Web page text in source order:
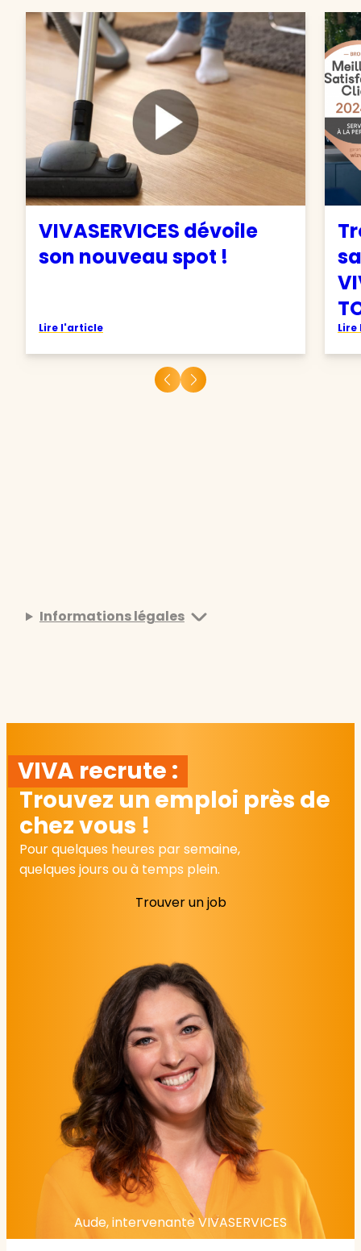
VIVASERVICES dévoile
son nouveau spot !
Lire l'article
Informations légales
VIVA recrute :
Trouvez un emploi près de
chez vous !
Pour quelques heures par semaine,
quelques jours ou à temps plein.
Trouver un job
Aude, intervenante VIVASERVICES